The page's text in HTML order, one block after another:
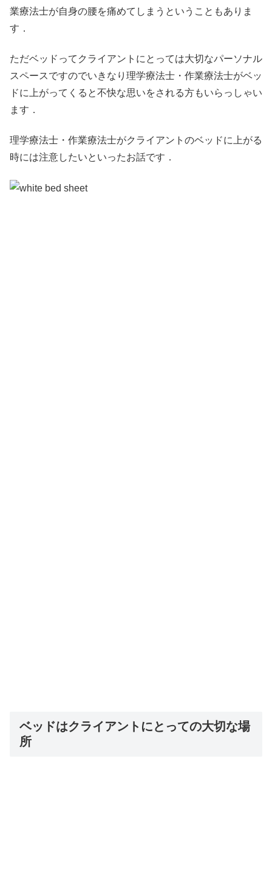
業療法士が自身の腰を痛めてしまうということもありま
す．
ただベッドってクライアントにとっては大切なパーソナル
スペースですのでいきなり理学療法士・作業療法士がベッ
ドに上がってくると不快な思いをされる方もいらっしゃい
ます．
理学療法士・作業療法士がクライアントのベッドに上がる
時には注意したいといったお話です．
ベッドはクライアントにとっての大切な場
所